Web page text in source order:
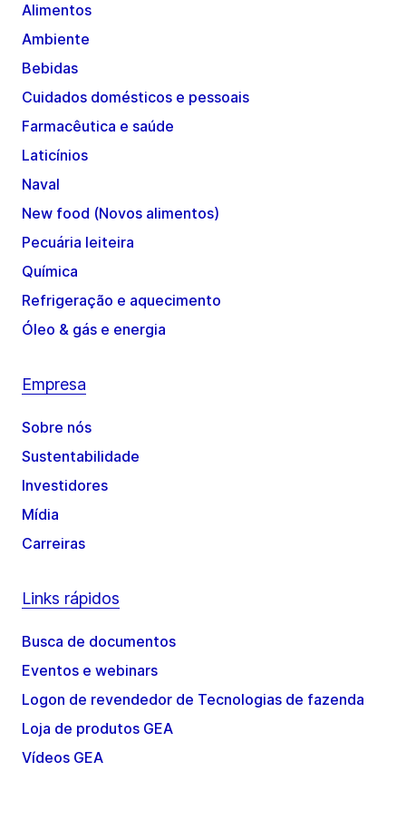
Alimentos
Ambiente
Bebidas
Cuidados domésticos e pessoais
Farmacêutica e saúde
Laticínios
Naval
New food (Novos alimentos)
Pecuária leiteira
Química
Refrigeração e aquecimento
Óleo & gás e energia
Empresa
Sobre nós
Sustentabilidade
Investidores
Mídia
Carreiras
Links rápidos
Busca de documentos
Eventos e webinars
Logon de revendedor de Tecnologias de fazenda
Loja de produtos GEA
Vídeos GEA